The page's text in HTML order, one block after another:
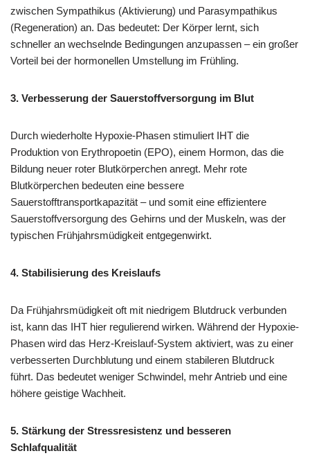
zwischen Sympathikus (Aktivierung) und Parasympathikus
(Regeneration) an. Das bedeutet: Der Körper lernt, sich
schneller an wechselnde Bedingungen anzupassen – ein großer
Vorteil bei der hormonellen Umstellung im Frühling.
3. Verbesserung der Sauerstoffversorgung im Blut
Durch wiederholte Hypoxie-Phasen stimuliert IHT die
Produktion von Erythropoetin (EPO), einem Hormon, das die
Bildung neuer roter Blutkörperchen anregt. Mehr rote
Blutkörperchen bedeuten eine bessere
Sauerstofftransportkapazität – und somit eine effizientere
Sauerstoffversorgung des Gehirns und der Muskeln, was der
typischen Frühjahrsmüdigkeit entgegenwirkt.
4. Stabilisierung des Kreislaufs
Da Frühjahrsmüdigkeit oft mit niedrigem Blutdruck verbunden
ist, kann das IHT hier regulierend wirken. Während der Hypoxie-
Phasen wird das Herz-Kreislauf-System aktiviert, was zu einer
verbesserten Durchblutung und einem stabileren Blutdruck
führt. Das bedeutet weniger Schwindel, mehr Antrieb und eine
höhere geistige Wachheit.
5. Stärkung der Stressresistenz und besseren
Schlafqualität